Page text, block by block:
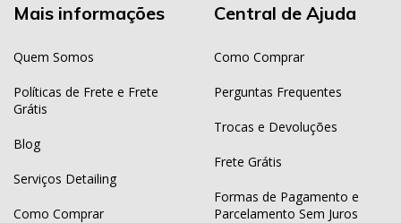
Mais informações
Quem Somos
Políticas de Frete e Frete
Grátis
Blog
Serviços Detailing
Como Comprar
Central de Ajuda
Como Comprar
Perguntas Frequentes
Trocas e Devoluções
Frete Grátis
Formas de Pagamento e
Parcelamento Sem Juros